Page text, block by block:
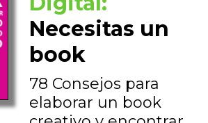
Necesitas un
book
78 Consejos para
elaborar un book